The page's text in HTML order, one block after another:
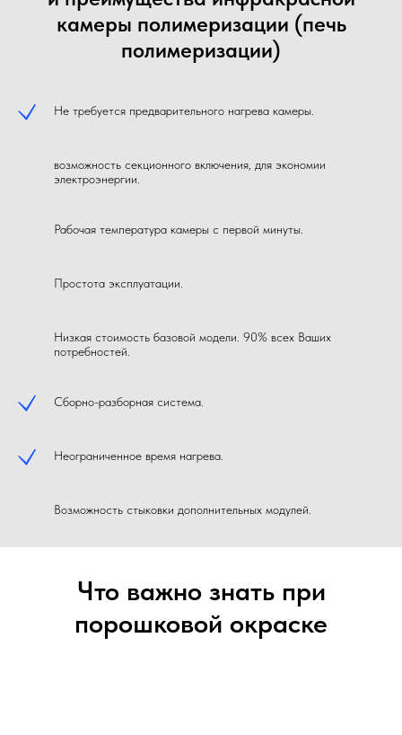
камеры полимеризации (печь
полимеризации)
Не требуется предварительного нагрева камеры.
возможность секционного включения, для экономии
электроэнергии.
Рабочая температура камеры с первой минуты.
Простота эксплуатации.
Низкая стоимость базовой модели. 90% всех Ваших
потребностей.
Сборно-разборная система.
Неограниченное время нагрева.
Возможность стыковки дополнительных модулей.
Что важно знать при
порошковой окраске